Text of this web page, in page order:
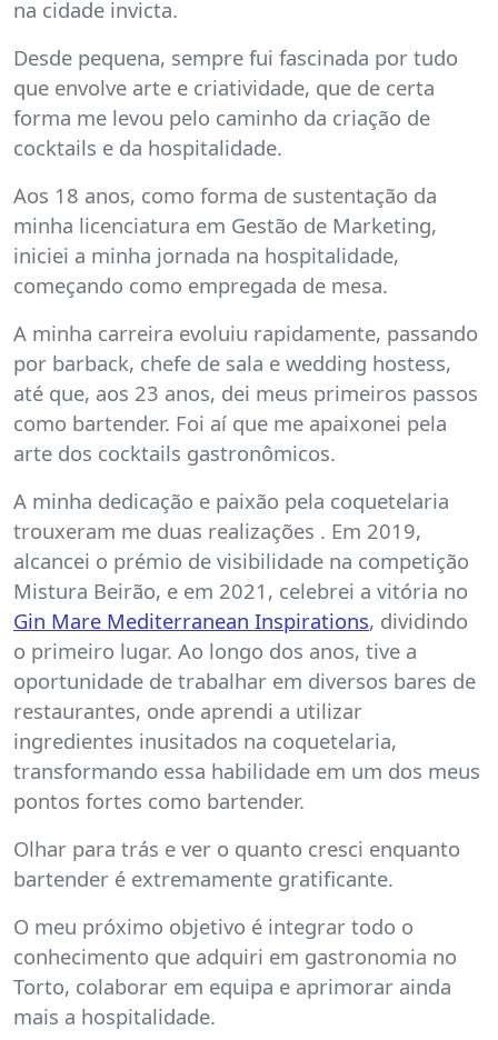
na cidade invicta.
Desde pequena, sempre fui fascinada por tudo
que envolve arte e criatividade, que de certa
forma me levou pelo caminho da criação de
cocktails e da hospitalidade.
Aos 18 anos, como forma de sustentação da
minha licenciatura em Gestão de Marketing,
iniciei a minha jornada na hospitalidade,
começando como empregada de mesa.
A minha carreira evoluiu rapidamente, passando
por barback, chefe de sala e wedding hostess,
até que, aos 23 anos, dei meus primeiros passos
como bartender. Foi aí que me apaixonei pela
arte dos cocktails gastronômicos.
A minha dedicação e paixão pela coquetelaria
trouxeram me duas realizações . Em 2019,
alcancei o prémio de visibilidade na competição
Mistura Beirão, e em 2021, celebrei a vitória no
Gin Mare Mediterranean Inspirations, dividindo
o primeiro lugar. Ao longo dos anos, tive a
oportunidade de trabalhar em diversos bares de
restaurantes, onde aprendi a utilizar
ingredientes inusitados na coquetelaria,
transformando essa habilidade em um dos meus
pontos fortes como bartender.
Olhar para trás e ver o quanto cresci enquanto
bartender é extremamente gratificante.
O meu próximo objetivo é integrar todo o
conhecimento que adquiri em gastronomia no
Torto, colaborar em equipa e aprimorar ainda
mais a hospitalidade.